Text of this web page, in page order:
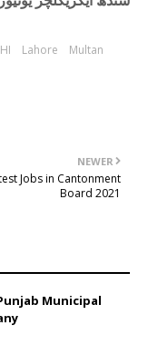
Lahore
Multan
NEWER
Jobs in Cantonment
Board 2021
Municipal